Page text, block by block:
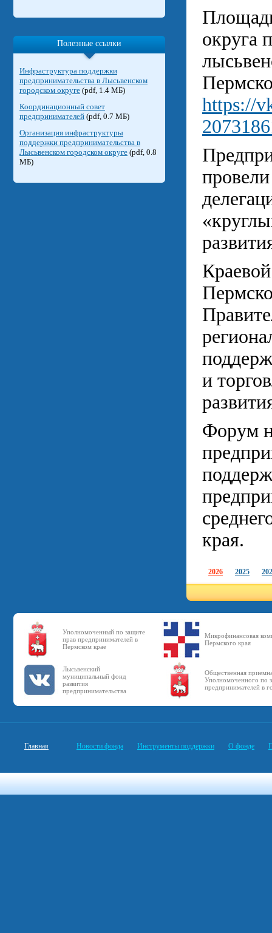
Полезные ссылки
Инфраструктура поддержки
предпринимательства в Лысьвенском
городском округе (pdf, 1.4 МБ)
Координационный совет
предпринимателей (pdf, 0.7 МБ)
Организация инфраструктуры
поддержки предпринимательства в
Лысьвенском городском округе (pdf, 0.8
МБ)
округа
https://
и
Форум
края.
2026 2025
Уполномоченный по защите
прав предпринимателей в
Пермском крае
Микрофинансовая
Пермского края
Лысьвенский
муниципальный фонд
развития
предпринимательства
Общественная
Уполномоченного по
предпринимателей в
Главная Новости фонда Инструменты поддержки О фонде